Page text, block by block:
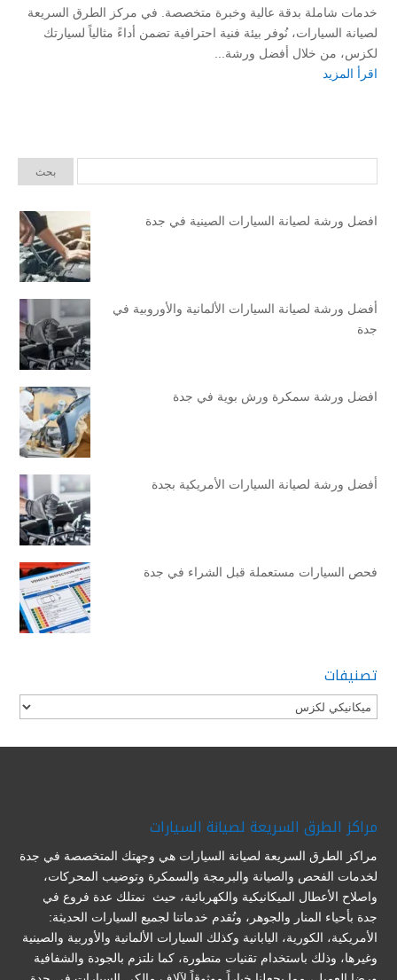
خدمات شاملة بدقة عالية وخبرة متخصصة. في مركز الطرق السريعة
لصيانة السيارات، نُوفر بيئة فنية احترافية تضمن أداءً مثالياً لسيارتك
لكزس، من خلال أفضل ورشة...
اقرأ المزيد
افضل ورشة لصيانة السيارات الصينية في جدة
أفضل ورشة لصيانة السيارات الألمانية والأوروبية في
جدة
افضل ورشة سمكرة ورش بوية في جدة
أفضل ورشة لصيانة السيارات الأمريكية بجدة
فحص السيارات مستعملة قبل الشراء في جدة
تصنيفات
تصنيفات
مراكز الطرق السريعة لصيانة السيارات
مراكز الطرق السريعة لصيانة السيارات هي وجهتك المتخصصة في جدة
لخدمات الفحص والصيانة والبرمجة والسمكرة وتوضيب المحركات،
واصلاح الأعطال الميكانيكية والكهربائية، حيث نمتلك عدة فروع في
جدة بأحياء المنار والجوهر، ونُقدم خدماتنا لجميع السيارات الحديثة:
الأمريكية، الكورية، اليابانية وكذلك السيارات الألمانية والأوربية والصينية
وغيرها، وذلك باستخدام تقنيات متطورة، كما نلتزم بالجودة والشفافية